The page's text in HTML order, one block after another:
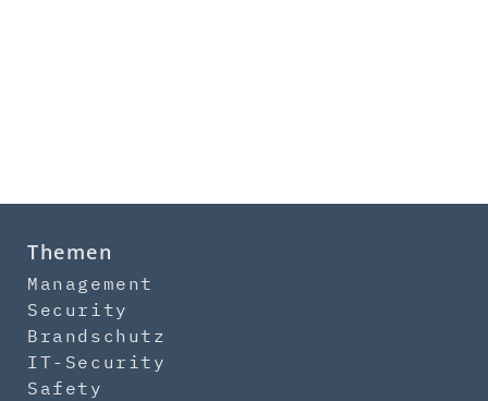
Themen
Management
Security
Brandschutz
IT-Security
Safety